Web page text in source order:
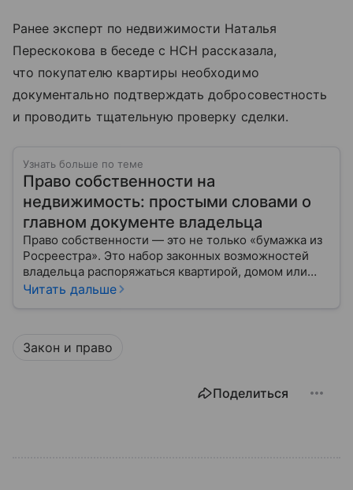
Ранее эксперт по недвижимости Наталья
Перескокова в беседе с НСН рассказала,
что покупателю квартиры необходимо
документально подтверждать добросовестность
и проводить тщательную проверку сделки.
Узнать больше по теме
Право собственности на
недвижимость: простыми словами о
главном документе владельца
Право собственности — это не только «бумажка из
Росреестра». Это набор законных возможностей
владельца распоряжаться квартирой, домом или
участком: жить, сдавать, продавать, дарить,
Читать дальше
Закон и право
Поделиться